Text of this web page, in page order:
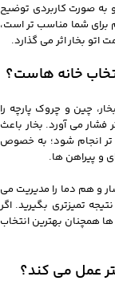
به صورت کاربردی توضیح
برای شما مناسب تر است،
بخار اثر می گذارد.
خانه هاست؟
چین و چروک پارچه را
فشار می آورد. بخار باعث
انجام شود؛ به خصوص
و پیراهن ها.
و هم دما را مدیریت می
تمیزتری بگیرید. اگر
ها همچنان بهترین انتخاب
عمل می کند؟